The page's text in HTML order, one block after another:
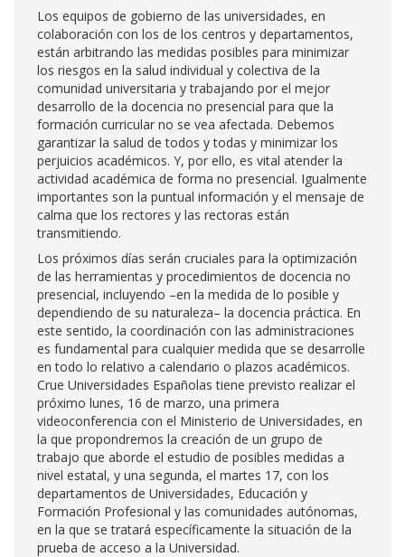
Los equipos de gobierno de las universidades, en
colaboración con los de los centros y departamentos,
están arbitrando las medidas posibles para minimizar
los riesgos en la salud individual y colectiva de la
comunidad universitaria y trabajando por el mejor
desarrollo de la docencia no presencial para que la
formación curricular no se vea afectada. Debemos
garantizar la salud de todos y todas y minimizar los
perjuicios académicos. Y, por ello, es vital atender la
actividad académica de forma no presencial. Igualmente
importantes son la puntual información y el mensaje de
calma que los rectores y las rectoras están
transmitiendo.
Los próximos días serán cruciales para la optimización
de las herramientas y procedimientos de docencia no
presencial, incluyendo –en la medida de lo posible y
dependiendo de su naturaleza– la docencia práctica. En
este sentido, la coordinación con las administraciones
es fundamental para cualquier medida que se desarrolle
en todo lo relativo a calendario o plazos académicos.
Crue Universidades Españolas tiene previsto realizar el
próximo lunes, 16 de marzo, una primera
videoconferencia con el Ministerio de Universidades, en
la que propondremos la creación de un grupo de
trabajo que aborde el estudio de posibles medidas a
nivel estatal, y una segunda, el martes 17, con los
departamentos de Universidades, Educación y
Formación Profesional y las comunidades autónomas,
en la que se tratará específicamente la situación de la
prueba de acceso a la Universidad.